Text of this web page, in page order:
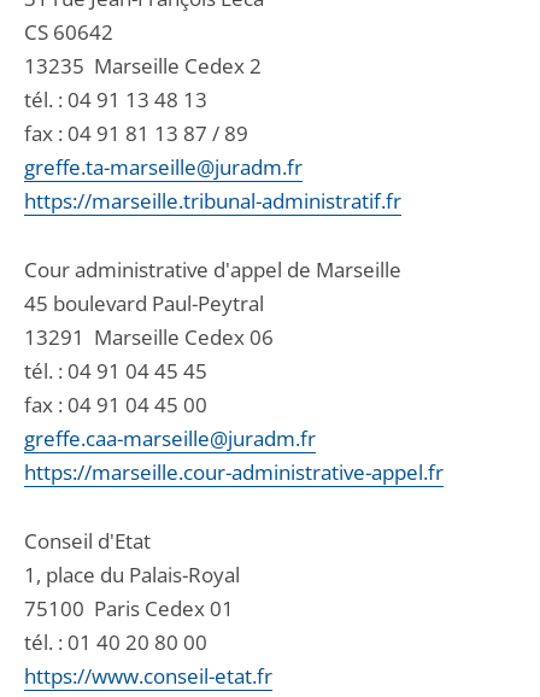
CS 60642
13235 Marseille Cedex 2
tél. : 04 91 13 48 13
fax : 04 91 81 13 87 / 89
greffe.ta-marseille@juradm.fr
https://marseille.tribunal-administratif.fr
Cour administrative d'appel de Marseille
45 boulevard Paul-Peytral
13291 Marseille Cedex 06
tél. : 04 91 04 45 45
fax : 04 91 04 45 00
greffe.caa-marseille@juradm.fr
https://marseille.cour-administrative-appel.fr
Conseil d'Etat
1, place du Palais-Royal
75100 Paris Cedex 01
tél. : 01 40 20 80 00
https://www.conseil-etat.fr